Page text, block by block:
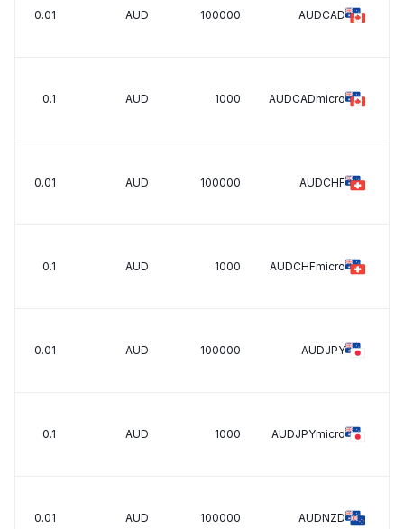
AUDCAD
100000
AUD
0.01
AUDCADmicro
1000
AUD
0.1
AUDCHF
100000
AUD
0.01
AUDCHFmicro
1000
AUD
0.1
AUDJPY
100000
AUD
0.01
AUDJPYmicro
1000
AUD
0.1
AUDNZD
100000
AUD
0.01